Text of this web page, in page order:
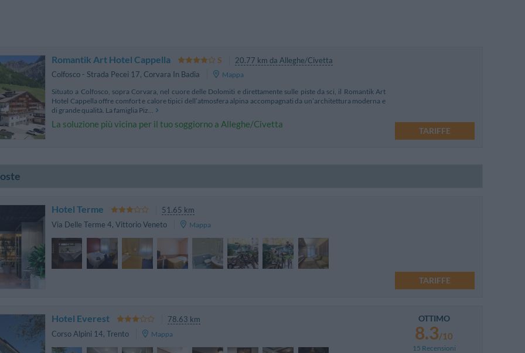
Romantik Art Hotel Cappella
20.77 km da Alleghe/Civetta
Colfosco - Strada Pecei 17, Corvara In Badia
Mappa
Situato a Colfosco, sopra Corvara, nel cuore delle Dolomiti e direttamente sulle piste da sci, il Romantik Art
Hotel Cappella offre comfort e calore tipici dell’atmosfera alpina accompagnati da un’architettura moderna e
di grande qualità. La famiglia Piz...
La soluzione più vicina per il tuo soggiorno a Alleghe/Civetta
TARIFFE
Hotel Terme
51.65 km
Via Delle Terme 4, Vittorio Veneto Mappa
TARIFFE
Hotel Everest
78.63 km
Corso Alpini 14, Trento Mappa
OTTIMO
8.3/10
15 Recensioni